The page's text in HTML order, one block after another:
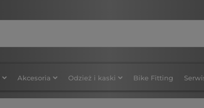
Akcesoria Odzież i kaski Bike Fitting